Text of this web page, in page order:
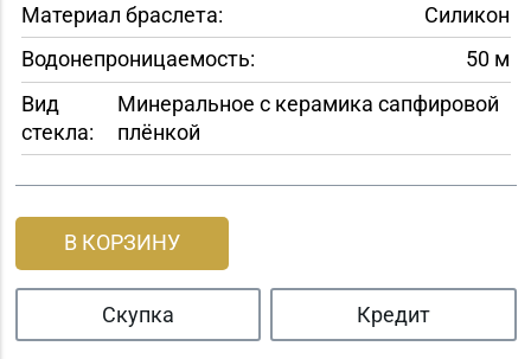
Материал браслета:
Силикон
Водонепроницаемость:
50 м
Вид
стекла:
Минеральное с керамика сапфировой
плёнкой
В КОРЗИНУ
Скупка Кредит